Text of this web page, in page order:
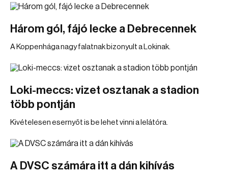
Három gól, fájó lecke a Debrecennek
A Koppenhága nagy falatnak bizonyult a Lokinak.
Loki-meccs: vizet osztanak a stadion
több pontján
Kivételesen esernyőt is be lehet vinni a lelátóra.
A DVSC számára itt a dán kihívás